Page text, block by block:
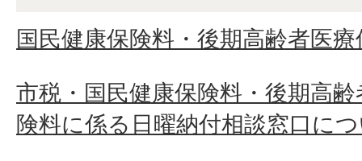
国民健康保険料・後期高齢者医
市税・国民健康保険料・後期高
険料に係る日曜納付相談窓口に